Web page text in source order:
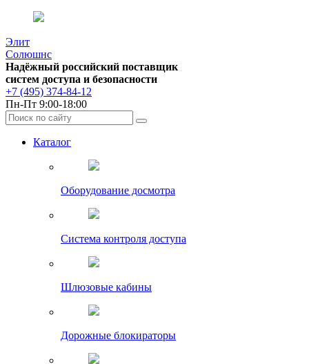
Элит
Солюшнс
Надёжный российский поставщик
систем доступа и безопасности
+7 (495) 374-84-12
Пн-Пт 9:00-18:00
Каталог
Оборудование досмотра
Система контроля доступа
Шлюзовые кабины
Дорожные блокираторы